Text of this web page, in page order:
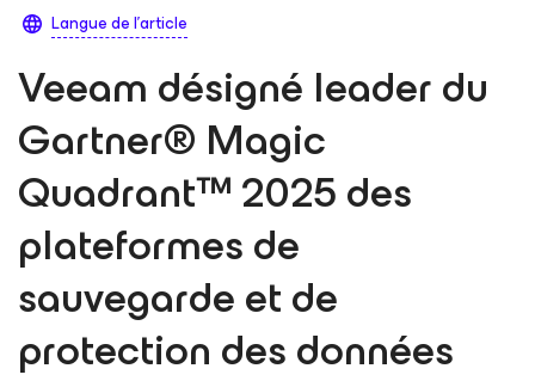
Langue de l'article
Veeam désigné leader du
Gartner® Magic
Quadrant™ 2025 des
plateformes de
sauvegarde et de
protection des données